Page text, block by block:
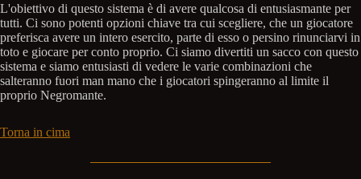
L'obiettivo di questo sistema è di avere qualcosa di entusiasmante per
tutti. Ci sono potenti opzioni chiave tra cui scegliere, che un giocatore
preferisca avere un intero esercito, parte di esso o persino rinunciarvi in
toto e giocare per conto proprio. Ci siamo divertiti un sacco con questo
sistema e siamo entusiasti di vedere le varie combinazioni che
salteranno fuori man mano che i giocatori spingeranno al limite il
proprio Negromante.
Torna in cima